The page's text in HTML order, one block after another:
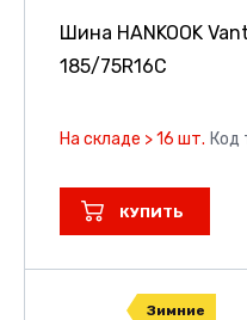
Шина HANKOOK
185/75R16C
На складе > 16 шт. Код
КУПИТЬ
Зимние